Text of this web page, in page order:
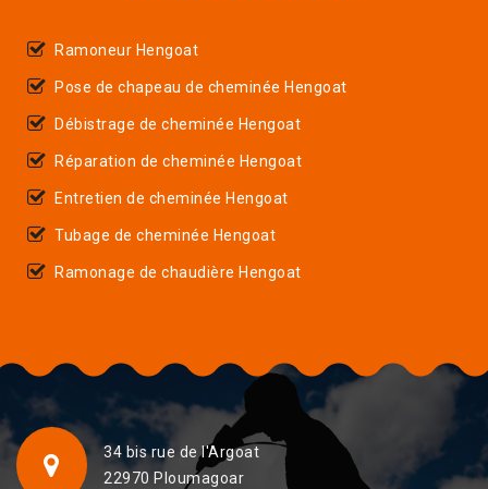
Ramoneur Hengoat
Pose de chapeau de cheminée Hengoat
Débistrage de cheminée Hengoat
Réparation de cheminée Hengoat
Entretien de cheminée Hengoat
Tubage de cheminée Hengoat
Ramonage de chaudière Hengoat
34 bis rue de l'Argoat
22970 Ploumagoar